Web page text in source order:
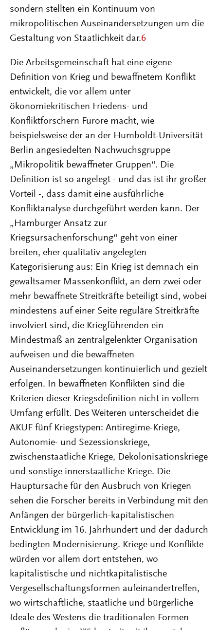
sondern stellten ein Kontinuum von
mikropolitischen Auseinandersetzungen um die
Gestaltung von Staatlichkeit dar.6
Die Arbeitsgemeinschaft hat eine eigene
Definition von Krieg und bewaffnetem Konflikt
entwickelt, die vor allem unter
ökonomiekritischen Friedens- und
Konfliktforschern Furore macht, wie
beispielsweise der an der Humboldt-Universität
Berlin angesiedelten Nachwuchsgruppe
„Mikropolitik bewaffneter Gruppen“. Die
Definition ist so angelegt - und das ist ihr großer
Vorteil -, dass damit eine ausführliche
Konfliktanalyse durchgeführt werden kann. Der
„Hamburger Ansatz zur
Kriegsursachenforschung“ geht von einer
breiten, eher qualitativ angelegten
Kategorisierung aus: Ein Krieg ist demnach ein
gewaltsamer Massenkonflikt, an dem zwei oder
mehr bewaffnete Streitkräfte beteiligt sind, wobei
mindestens auf einer Seite reguläre Streitkräfte
involviert sind, die Kriegführenden ein
Mindestmaß an zentralgelenkter Organisation
aufweisen und die bewaffneten
Auseinandersetzungen kontinuierlich und gezielt
erfolgen. In bewaffneten Konflikten sind die
Kriterien dieser Kriegsdefinition nicht in vollem
Umfang erfüllt. Des Weiteren unterscheidet die
AKUF fünf Kriegstypen: Antiregime-Kriege,
Autonomie- und Sezessionskriege,
zwischenstaatliche Kriege, Dekolonisationskriege
und sonstige innerstaatliche Kriege. Die
Hauptursache für den Ausbruch von Kriegen
sehen die Forscher bereits in Verbindung mit den
Anfängen der bürgerlich-kapitalistischen
Entwicklung im 16. Jahrhundert und der dadurch
bedingten Modernisierung. Kriege und Konflikte
würden vor allem dort entstehen, wo
kapitalistische und nichtkapitalistische
Vergesellschaftungsformen aufeinandertreffen,
wo wirtschaftliche, staatliche und bürgerliche
Ideale des Westens die traditionalen Formen